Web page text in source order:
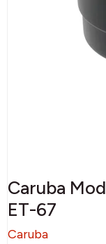
Caruba
ET-67
Caruba